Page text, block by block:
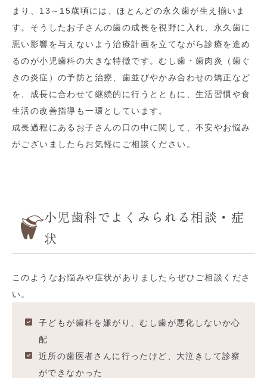
まり、13～15歳頃には、ほとんどの永久歯が生え揃いま
す。そうしたお子さんの歯の成長を視野に入れ、永久歯に
悪い影響を与えないよう治療計画を立てながら診療を進め
るのが小児歯科の大きな特徴です。むし歯・歯肉炎（歯ぐ
きの炎症）の予防と治療、歯並びやかみ合わせの矯正など
を、成長に合わせて継続的に行うとともに、生活習慣や食
生活の改善指導も一環としています。
成長過程にあるお子さんの口の中に関して、不安やお悩み
がございましたらお気軽にご相談ください。
小児歯科でよくみられる相談・症
状
このようなお悩みや症状がありましたらぜひご相談くださ
い。
子どもが歯科を嫌がり、むし歯が悪化しないか心
配
近所の歯医者さんに行ったけど、大泣きして診察
ができなかった